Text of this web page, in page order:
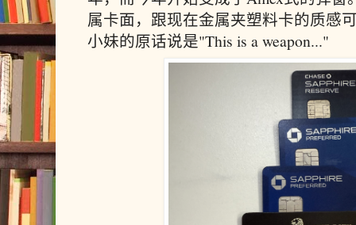
属卡面，跟现在金属夹塑料卡的质感
小妹的原话说是"This is a weapon..."